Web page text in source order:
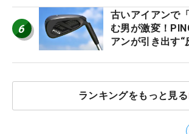
6
古いアイアンで
む男が激変！
アンが引き出す“
ランキングをもっと見る